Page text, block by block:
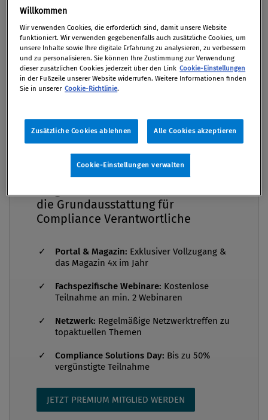
mit besonderem Fokus auf die Corporate
Sustainability Reporting Directive (CSRD) sowie
die EU-Taxonomie-Verordnung und geht auf die
Frage ein, was ESG-Kriterien für Compliance
bedeuten.
02. März 2022 / Erschienen in Compliance Praxis
1/2022, S. 14
„Environment, Social, Governance“ umfasst mit
Umwelt, sozialen Themen und
unserer Zeit. Die Unternehmensverantwortung für
Mensch und Umwelt ist in Politik, Wissenschaft und
der breiten Gesellschaft unbestritten. Durch die
Vertragsparteienkonferenz, die 1992 das erste Mal
stattfand, um über Klimawandel und dessen Einfluss
zu diskutieren, wurde der Fokus der Welt auf soziale
und Umweltthemen geschärft. Obwohl i...
Compliance Praxis Premium
die Grundausstattung für
Compliance Verantwortliche
Portal & Magazin: Exklusiver Vollzugang &
das Magazin 4x im Jahr
Fachspezifische Webinare: Kostenlose
Teilnahme an min. 2 Webinaren
Netzwerk: Regelmäßige Netzwerktreffen zu
topaktuellen Themen
Compliance Solutions Day: Bis zu 50%
vergünstigte Teilnahme
JETZT PREMIUM MITGLIED WERDEN
Willkommen
Wir verwenden Cookies, die erforderlich sind, damit unsere Website
funktioniert. Wir verwenden gegebenenfalls auch zusätzliche Cookies, um
unsere Inhalte sowie Ihre digitale Erfahrung zu analysieren, zu verbessern
und zu personalisieren. Sie können Ihre Zustimmung zur Verwendung
dieser zusätzlichen Cookies jederzeit über den Link Cookie-Einstellungen
in der Fußzeile unserer Website widerrufen. Weitere Informationen finden
Sie in unserer Cookie-Richtlinie.
Zusätzliche Cookies ablehnen Alle Cookies akzeptieren
Cookie-Einstellungen verwalten